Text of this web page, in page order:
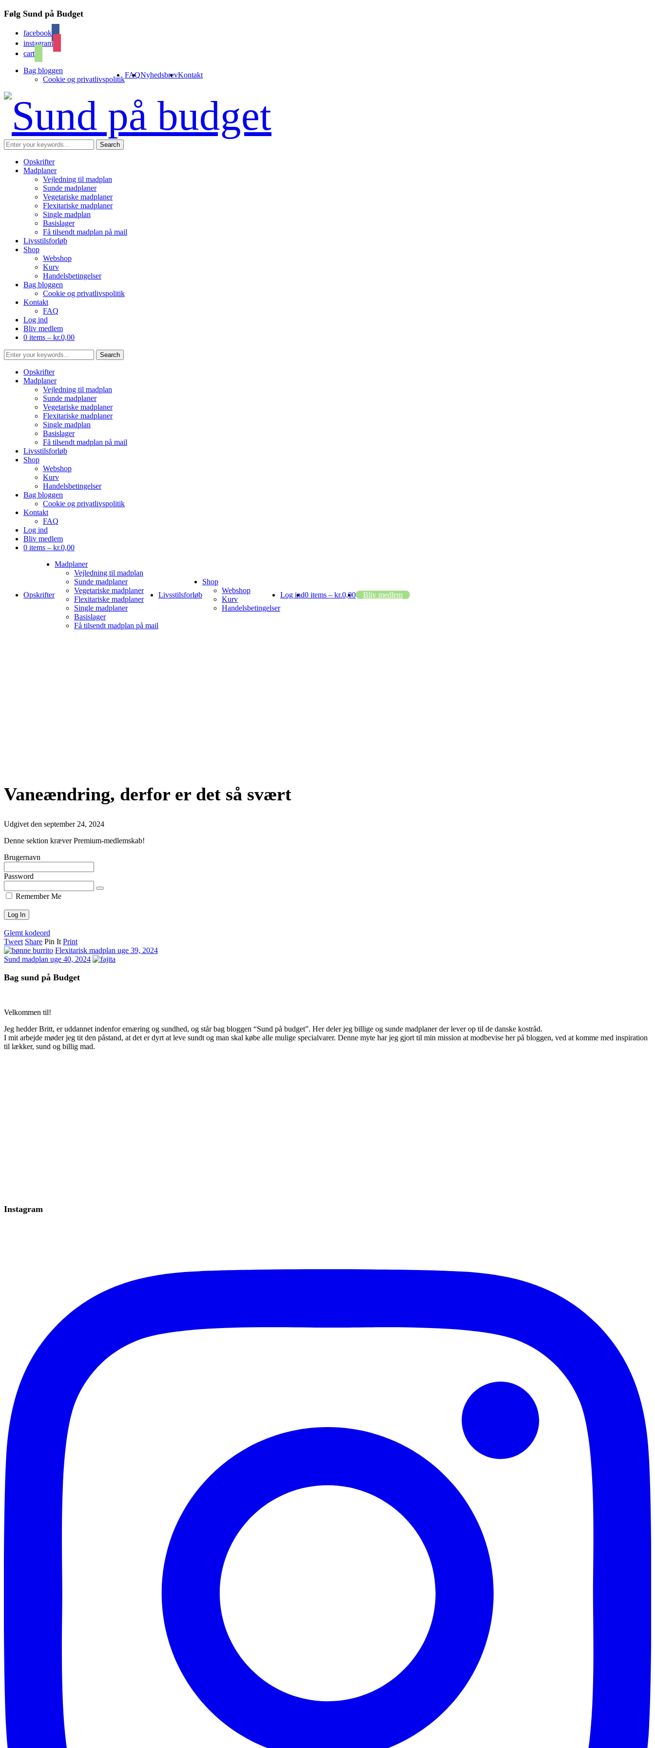
Følg Sund på Budget
facebook
instagram
cart
Bag bloggen
Cookie og privatlivspolitik
FAQNyhedsbrevKontakt
Opskrifter
Madplaner
Vejledning til madplan
Sunde madplaner
Vegetariske madplaner
Flexitariske madplaner
Single madplan
Basislager
Få tilsendt madplan på mail
Livsstilsforløb
Shop
Webshop
Kurv
Handelsbetingelser
Bag bloggen
Cookie og privatlivspolitik
Kontakt
FAQ
Log ind
Bliv medlem
0 items – kr.0,00
Opskrifter
Madplaner
Vejledning til madplan
Sunde madplaner
Vegetariske madplaner
Flexitariske madplaner
Single madplan
Basislager
Få tilsendt madplan på mail
Livsstilsforløb
Shop
Webshop
Kurv
Handelsbetingelser
Bag bloggen
Cookie og privatlivspolitik
Kontakt
FAQ
Log ind
Bliv medlem
0 items – kr.0,00
Opskrifter
Madplaner
Vejledning til madplan
Sunde madplaner
Vegetariske madplaner
Flexitariske madplaner
Single madplaner
Basislager
Få tilsendt madplan på mail
Livsstilsforløb
Shop
Webshop
Kurv
Handelsbetingelser
Log ind Bliv medlem
0 items – kr.0,00
Vaneændring, derfor er det så svært
Udgivet den september 24, 2024
Denne sektion kræver Premium-medlemskab!
Brugernavn
Password
Remember Me
Glemt kodeord
Tweet Share Pin It Print
Flexitarisk madplan uge 39, 2024
Sund madplan uge 40, 2024
Bag sund på Budget
Velkommen til!
Jeg hedder Britt, er uddannet indenfor ernæring og sundhed, og står bag bloggen “Sund på budget”. Her deler jeg billige og sunde madplaner der lever op til de danske kostråd.
I mit arbejde møder jeg tit den påstand, at det er dyrt at leve sundt og man skal købe alle mulige specialvarer. Denne myte har jeg gjort til min mission at modbevise her på bloggen, ved at komme med inspiration
til lækker, sund og billig mad.
Instagram